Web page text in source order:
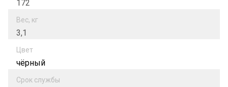
172
Вес, кг
3,1
Цвет
чёрный
Срок службы